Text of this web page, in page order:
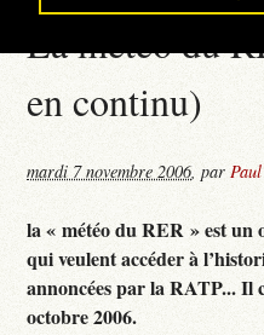
La météo du
en continu)
mardi 7 novembre 2006,par
la « météo du RER » est un
qui veulent accéder à
annoncées par la RATP... Il
octobre 2006.